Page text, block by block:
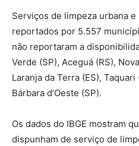
Serviços de limpeza urbana
reportados por 5.557
não reportaram a
Verde (SP), Aceguá (RS),
Laranja da Terra (ES),
Bárbara d’Oeste (SP).
Os dados do IBGE mostram
dispunham de serviço de